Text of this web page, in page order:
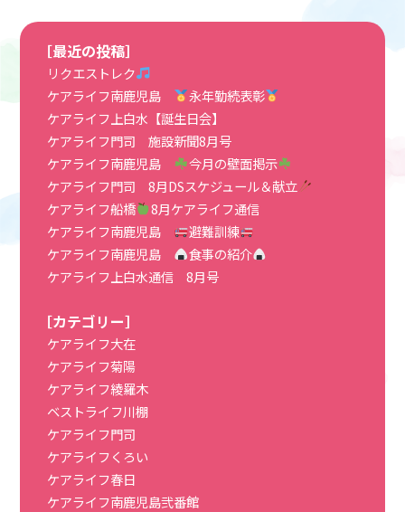
［最近の投稿］
リクエストレク
ケアライフ南鹿児島
永年勤続表彰
ケアライフ上白水【誕生日会】
ケアライフ門司 施設新聞8月号
ケアライフ南鹿児島
今月の壁面掲示
ケアライフ門司 8月DSスケジュール＆献立
ケアライフ船橋
8月ケアライフ通信
ケアライフ南鹿児島
避難訓練
ケアライフ南鹿児島
食事の紹介
ケアライフ上白水通信 8月号
［カテゴリー］
ケアライフ大在
ケアライフ菊陽
ケアライフ綾羅木
ベストライフ川棚
ケアライフ門司
ケアライフくろい
ケアライフ春日
ケアライフ南鹿児島弐番館